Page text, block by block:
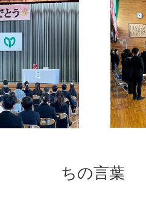
式
ちの言葉